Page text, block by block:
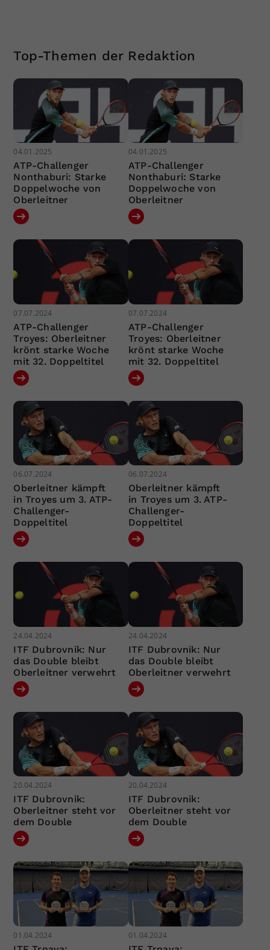
Top-Themen der Redaktion
04.01.2025
ATP-Challenger
Nonthaburi: Starke
Doppelwoche von
Oberleitner
04.01.2025
ATP-Challenger
Nonthaburi: Starke
Doppelwoche von
Oberleitner
07.07.2024
ATP-Challenger
Troyes: Oberleitner
krönt starke Woche
mit 32. Doppeltitel
07.07.2024
ATP-Challenger
Troyes: Oberleitner
krönt starke Woche
mit 32. Doppeltitel
06.07.2024
Oberleitner kämpft
in Troyes um 3. ATP-
Challenger-
Doppeltitel
06.07.2024
Oberleitner kämpft
in Troyes um 3. ATP-
Challenger-
Doppeltitel
24.04.2024
ITF Dubrovnik: Nur
das Double bleibt
Oberleitner verwehrt
24.04.2024
ITF Dubrovnik: Nur
das Double bleibt
Oberleitner verwehrt
20.04.2024
ITF Dubrovnik:
Oberleitner steht vor
dem Double
20.04.2024
ITF Dubrovnik:
Oberleitner steht vor
dem Double
01.04.2024 01.04.2024